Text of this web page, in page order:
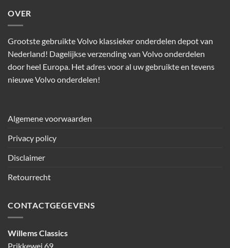
OVER
Grootste gebruikte Volvo klassieker onderdelen depot van
Nederland! Dagelijkse verzending van Volvo onderdelen
door heel Europa. Het adres voor al uw gebruikte en tevens
nieuwe Volvo onderdelen!
Algemene voorwaarden
Privacy policy
Disclaimer
Retourrecht
CONTACTGEGEVENS
Willems Classics
Prikkewei 69